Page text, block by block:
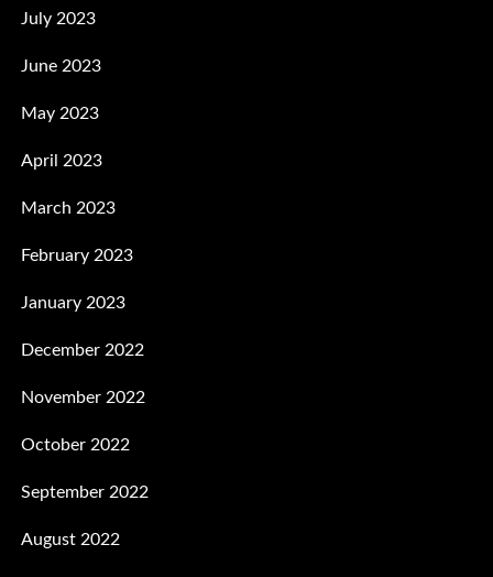
July 2023
June 2023
May 2023
April 2023
March 2023
February 2023
January 2023
December 2022
November 2022
October 2022
September 2022
August 2022